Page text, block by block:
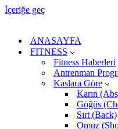
İçeriğe geç
ANASAYFA
FITNESS
Fitness Haberleri
Antrenman
Kaslara Göre
Karın
Göğüs
Sırt (Back)
Omuz